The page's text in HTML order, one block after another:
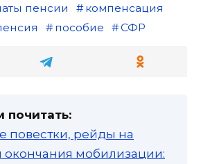
пенсии
компенсация
пособие СФР
почитать:
повестки, рейды на
окончания мобилизации: